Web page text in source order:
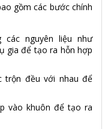
gồm các bước chính
các nguyên liệu như
gia để tạo ra hỗn hợp
trộn đều với nhau để
vào khuôn để tạo ra